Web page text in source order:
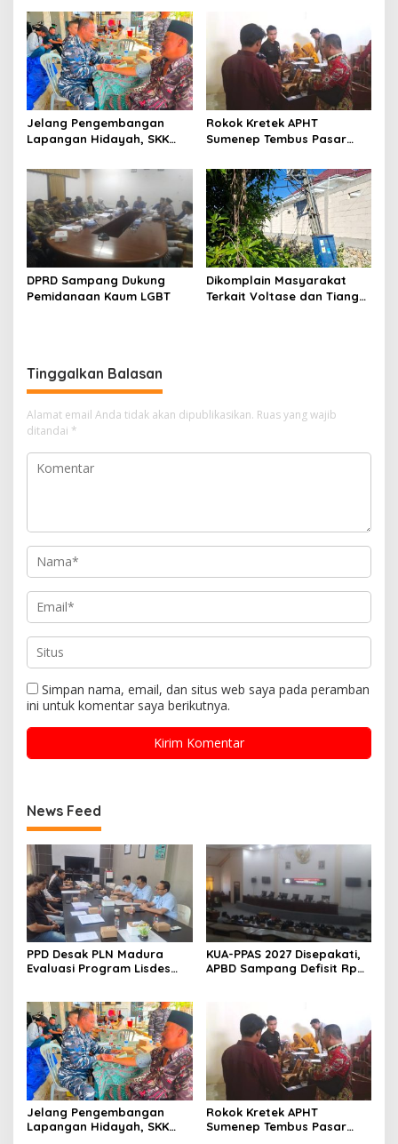
Jelang Pengembangan
Lapangan Hidayah, SKK
Perkuat Sinergi dengan
Nelayan Sampang
Rokok Kretek APHT
Sumenep Tembus Pasar
DPRD Sampang Dukung
Pemidanaan Kaum LGBT
Dikomplain Masyarakat
Terkait Voltase dan Tiang
Tinggalkan Balasan
Alamat email Anda tidak akan dipublikasikan. Ruas yang wajib
ditandai *
Simpan nama, email, dan situs web saya pada peramban
ini untuk komentar saya berikutnya.
News Feed
PPD Desak PLN Madura
Evaluasi Program Lisdes
KUA-PPAS 2027 Disepakati,
APBD Sampang Defisit Rp
Jelang Pengembangan
Lapangan Hidayah, SKK
Rokok Kretek APHT
Sumenep Tembus Pasar